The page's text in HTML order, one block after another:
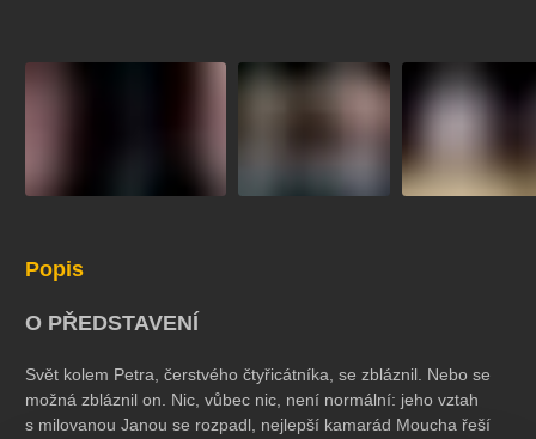
Popis
O PŘEDSTAVENÍ
Svět kolem Petra, čerstvého čtyřicátníka, se zbláznil. Nebo se
možná zbláznil on. Nic, vůbec nic, není normální: jeho vztah
s milovanou Janou se rozpadl, nejlepší kamarád Moucha řeší